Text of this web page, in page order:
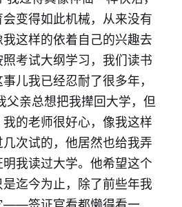
变得如此机械，从来没有
这样的依着自己的兴趣去
考试大纲学习，我们读书
儿我已经忍耐了很多年，
父亲总想把我撵回大学，但
的老师很好心，像我这样
次试的，他居然也给我弄
我读过大学。他希望这个
迄今为止，除了前些年我